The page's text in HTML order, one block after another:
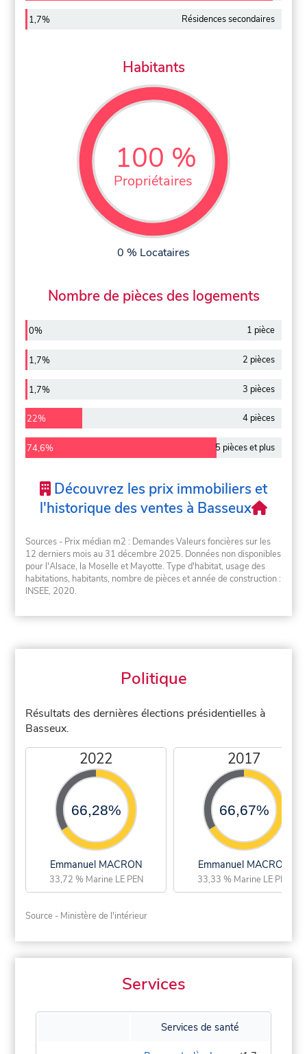
1,7% Résidences secondaires
Habitants
100 %
Propriétaires
0 % Locataires
Nombre de pièces des logements
0% 1 pièce
1,7% 2 pièces
1,7% 3 pièces
22% 4 pièces
74,6% 5 pièces et plus
Découvrez les prix immobiliers et
l'historique des ventes à Basseux
Sources - Prix médian m2 : Demandes Valeurs foncières sur les
12 derniers mois au 31 décembre 2025. Données non disponibles
pour l'Alsace, la Moselle et Mayotte. Type d'habitat, usage des
habitations, habitants, nombre de pièces et année de construction :
INSEE, 2020.
Politique
Résultats des dernières élections présidentielles à
Basseux.
2022
66,28%
Emmanuel MACRON
33,72 % Marine LE PEN
2017
66,67%
Emmanuel MACRON
33,33 % Marine LE PEN
Source - Ministère de l'intérieur
Services
Services de santé